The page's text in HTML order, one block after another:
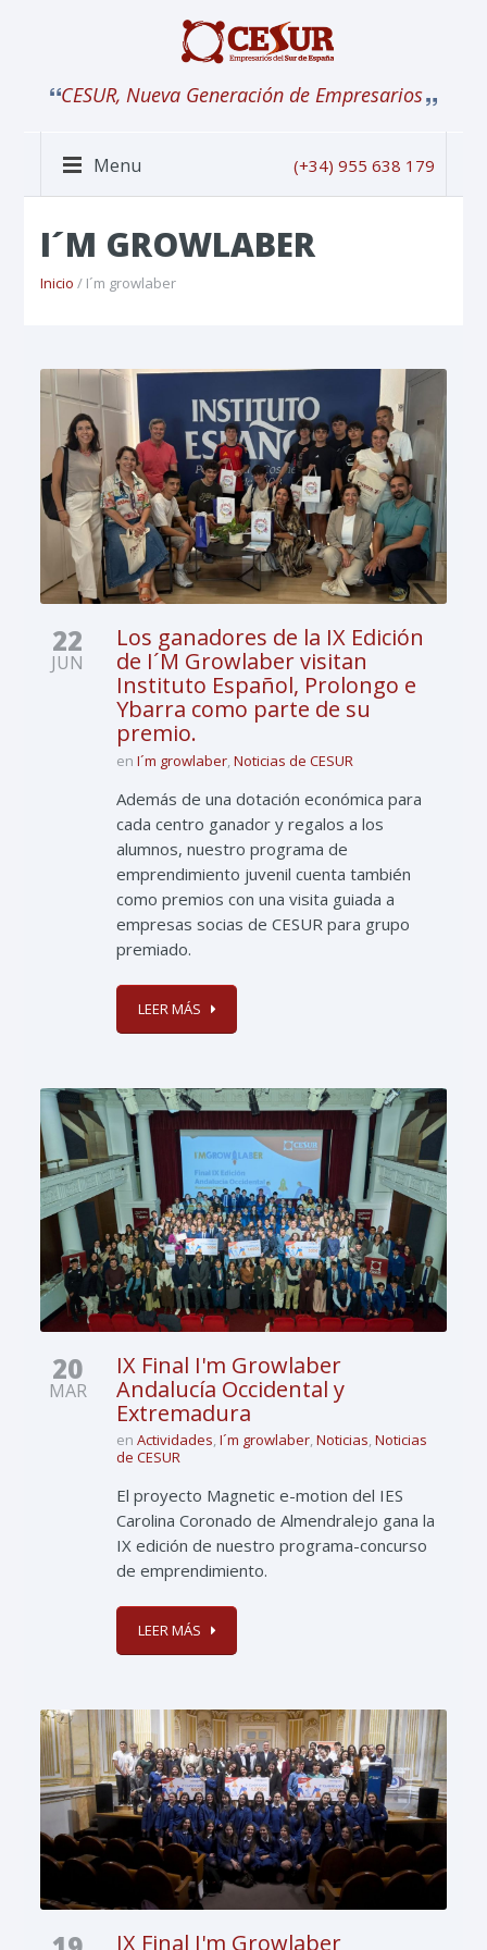
CESUR, Nueva Generación de Empresarios
Menu (+34) 955 638 179
I´M GROWLABER
Inicio / I´m growlaber
22
JUN
Los ganadores de la IX Edición
de I´M Growlaber visitan
Instituto Español, Prolongo e
Ybarra como parte de su
premio.
enI´m growlaber,Noticias de CESUR
Además de una dotación económica para
cada centro ganador y regalos a los
alumnos, nuestro programa de
emprendimiento juvenil cuenta también
como premios con una visita guiada a
empresas socias de CESUR para grupo
premiado.
LEER MÁS
20
MAR
IX Final I'm Growlaber
Andalucía Occidental y
Extremadura
enActividades,I´m growlaber,Noticias,Noticias
de CESUR
El proyecto Magnetic e-motion del IES
Carolina Coronado de Almendralejo gana la
IX edición de nuestro programa-concurso
de emprendimiento.
LEER MÁS
IX Final I'm Growlaber